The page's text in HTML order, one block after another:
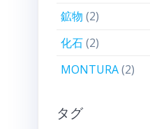
鉱物 (2)
化石(2)
MONTURA(2)
タグ